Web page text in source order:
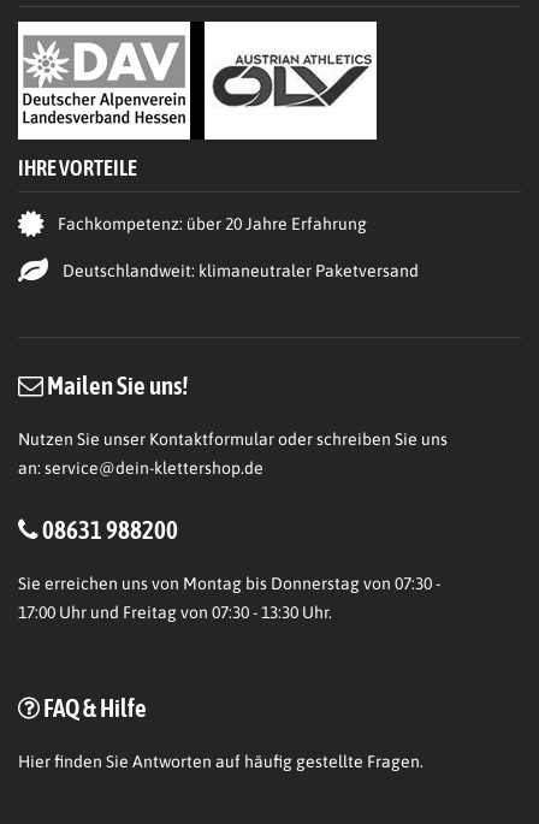
IHRE VORTEILE
Fachkompetenz: über 20 Jahre Erfahrung
Deutschlandweit: klimaneutraler Paketversand
Mailen Sie uns!
Nutzen Sie unser Kontaktformular oder schreiben Sie uns
an: service@dein-klettershop.de
08631 988200
Sie erreichen uns von Montag bis Donnerstag von 07:30 -
17:00 Uhr und Freitag von 07:30 - 13:30 Uhr.
FAQ & Hilfe
Hierfinden Sie Antworten auf häufig gestellte Fragen.